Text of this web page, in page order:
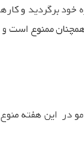
برگردید و
ممنوع
این هفته